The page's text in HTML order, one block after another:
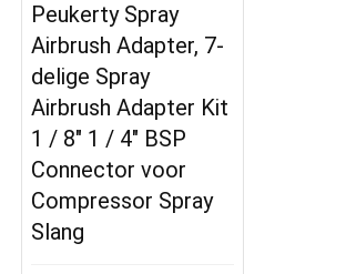
Peukerty Spray
Airbrush Adapter, 7-
delige Spray
Airbrush Adapter Kit
1 / 8″ 1 / 4″ BSP
Connector voor
Compressor Spray
Slang